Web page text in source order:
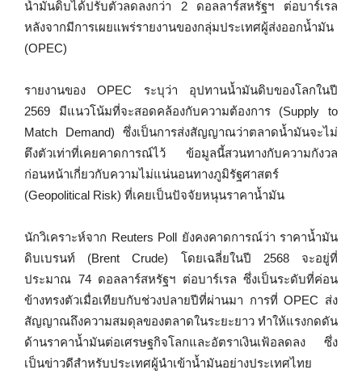
น้ำมันดิบได้ปรับตัวลดลงกว่า 2 ดอลลาร์สหรัฐฯ ต่อบาร์เรล
หลังจากมีการเผยแพร่รายงานของกลุ่มประเทศผู้ส่งออกน้ำมัน
(OPEC)
รายงานของ OPEC ระบุว่า อุปทานน้ำมันดิบของโลกในปี
2569 มีแนวโน้มที่จะสอดคล้องกับความต้องการ (Supply to
Match Demand) ซึ่งเป็นการส่งสัญญาณว่าตลาดน้ำมันจะไม่
ตึงตัวเท่าที่เคยคาดการณ์ไว้ ข้อมูลนี้สวนทางกับความกังวล
ก่อนหน้าเกี่ยวกับความไม่แน่นอนทางภูมิรัฐศาสตร์
(Geopolitical Risk) ที่เคยเป็นปัจจัยหนุนราคาน้ำมัน
นักวิเคราะห์จาก Reuters Poll ยังคงคาดการณ์ว่า ราคาน้ำมัน
ดิบเบรนท์ (Brent Crude) โดยเฉลี่ยในปี 2568 จะอยู่ที่
ประมาณ 74 ดอลลาร์สหรัฐฯ ต่อบาร์เรล ซึ่งเป็นระดับที่ค่อน
ข้างทรงตัวเมื่อเทียบกับช่วงปลายปีที่ผ่านมา การที่ OPEC ส่ง
สัญญาณถึงความสมดุลของตลาดในระยะยาว ทำให้แรงกดดัน
ด้านราคาน้ำมันต่อเศรษฐกิจโลกและอัตราเงินเฟ้อลดลง ซึ่ง
เป็นข่าวดีสำหรับประเทศผู้นำเข้าน้ำมันอย่างประเทศไทย